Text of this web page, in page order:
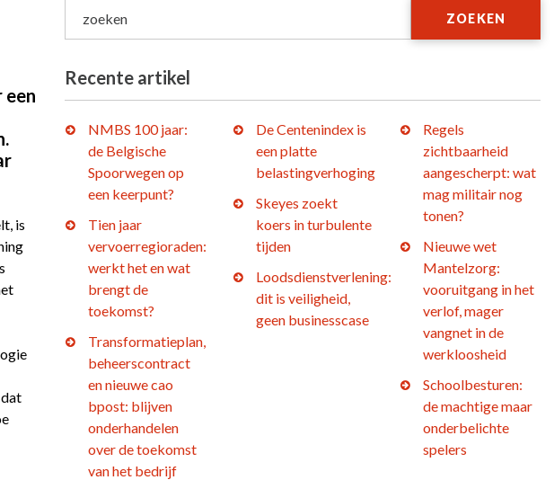
een
is
zoeken ZOEKEN
Recente artikel
NMBS 100 jaar:
de Belgische
Spoorwegen op
een keerpunt?
Tien jaar
vervoerregioraden:
werkt het en wat
brengt de
toekomst?
Transformatieplan,
beheerscontract
en nieuwe cao
bpost: blijven
onderhandelen
over de toekomst
van het bedrijf
De Centenindex is
een platte
belastingverhoging
Skeyes zoekt
koers in turbulente
tijden
Loodsdienstverlening:
dit is veiligheid,
geen businesscase
Regels
zichtbaarheid
aangescherpt: wat
mag militair nog
tonen?
Nieuwe wet
Mantelzorg:
vooruitgang in het
verlof, mager
vangnet in de
werkloosheid
Schoolbesturen:
de machtige maar
onderbelichte
spelers